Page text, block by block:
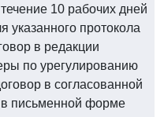
10 рабочих дней
указанного протокола
в редакции
по урегулированию
в согласованной
в письменной форме